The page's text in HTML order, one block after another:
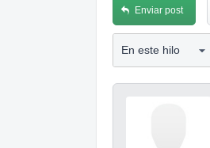
Enviar post